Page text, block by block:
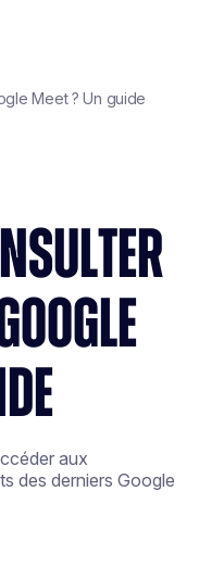
Meet ? Un guide
aux
des derniers Google